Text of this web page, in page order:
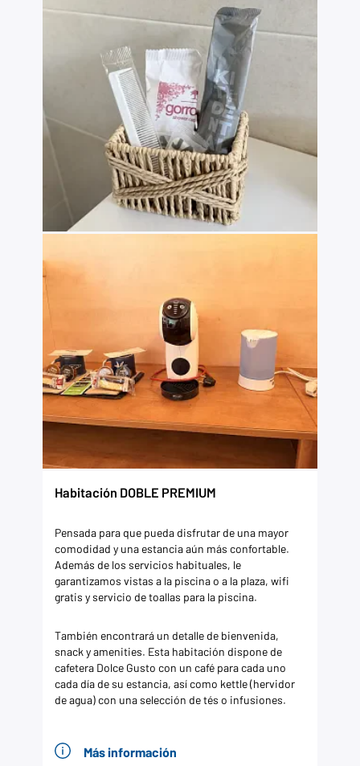
Habitación DOBLE PREMIUM
Pensada para que pueda disfrutar de una mayor
comodidad y una estancia aún más confortable.
Además de los servicios habituales, le
garantizamos vistas a la piscina o a la plaza, wifi
gratis y servicio de toallas para la piscina.
También encontrará un detalle de bienvenida,
snack y amenities. Esta habitación dispone de
cafetera Dolce Gusto con un café para cada uno
cada día de su estancia, así como kettle (hervidor
de agua) con una selección de tés o infusiones.
Más información